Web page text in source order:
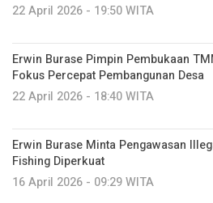
22 April 2026 - 19:50 WITA
Erwin Burase Pimpin Pembukaan
Fokus Percepat Pembangunan Desa
22 April 2026 - 18:40 WITA
Erwin Burase Minta Pengawasan
Fishing Diperkuat
16 April 2026 - 09:29 WITA